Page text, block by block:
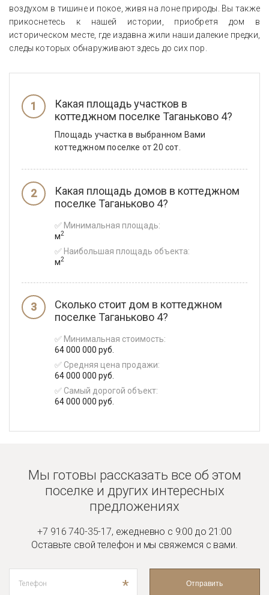
воздухом в тишине и покое, живя на лоне природы. Вы также
прикоснетесь к нашей истории, приобретя дом в
историческом месте, где издавна жили наши далекие предки,
следы которых обнаруживают здесь до сих пор.
Какая площадь участков в
коттеджном поселке Таганьково 4?
Площадь участка в выбранном Вами
коттеджном поселке от 20 сот.
Какая площадь домов в коттеджном
поселке Таганьково 4?
✅ Минимальная площадь:
м2
✅ Наибольшая площадь объекта:
м2
Сколько стоит дом в коттеджном
поселке Таганьково 4?
✅ Минимальная стоимость:
64 000 000 руб.
✅ Средняя цена продажи:
64 000 000 руб.
✅ Самый дорогой объект:
64 000 000 руб.
Мы готовы рассказать все об этом
поселке и других интересных
предложениях
+7 916 740-35-17, ежедневно с 9:00 до 21:00
Оставьте свой телефон и мы свяжемся с вами.
* Отправить